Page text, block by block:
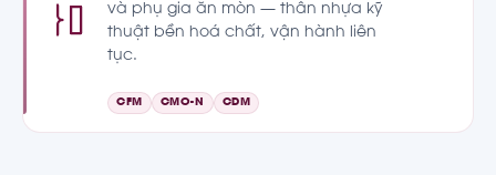
và phụ gia ăn mòn — thân nhựa kỹ
thuật bền hoá chất, vận hành liên
tục.
CFM CMO-N CDM